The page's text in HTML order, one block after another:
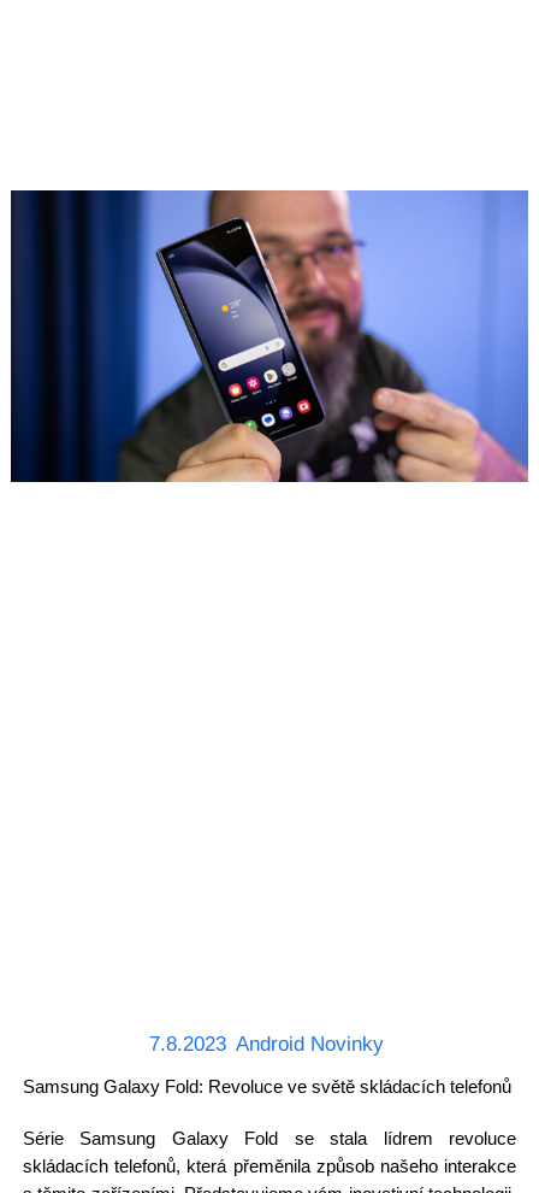
7.8.2023 Android Novinky
Samsung Galaxy Fold: Revoluce ve světě skládacích telefonů
Série Samsung Galaxy Fold se stala lídrem revoluce
skládacích telefonů, která přeměnila způsob našeho interakce